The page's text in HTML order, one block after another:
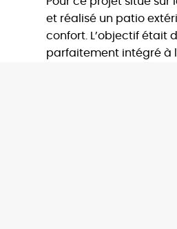
et réalisé un patio
confort. L’objectif était
parfaitement intégré à